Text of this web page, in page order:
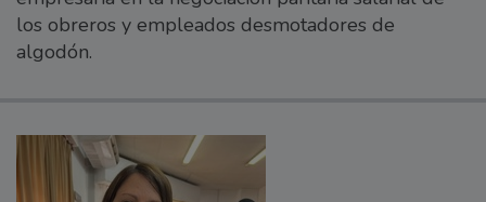
los obreros y empleados desmotadores de
algodón.